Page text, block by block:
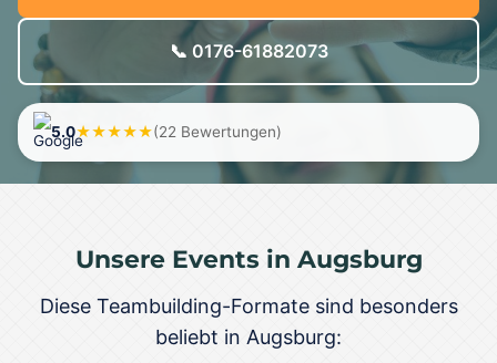
📞 0176-61882073
5.0★★★★★(22 Bewertungen)
Unsere Events in Augsburg
Diese Teambuilding-Formate sind besonders
beliebt in Augsburg: